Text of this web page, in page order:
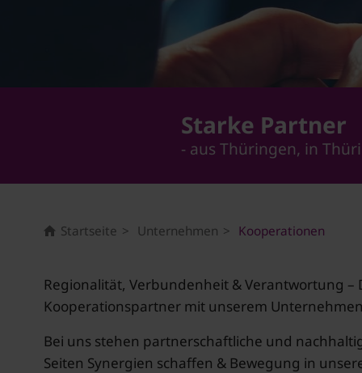
Starke Partner
- aus Thüringen, in
Startseite Unternehmen Kooperationen
Regionalität, Verbundenheit & Verantwortung
Kooperationspartner mit unserem
Bei uns stehen partnerschaftliche und
Seiten Synergien schaffen & Bewegung in